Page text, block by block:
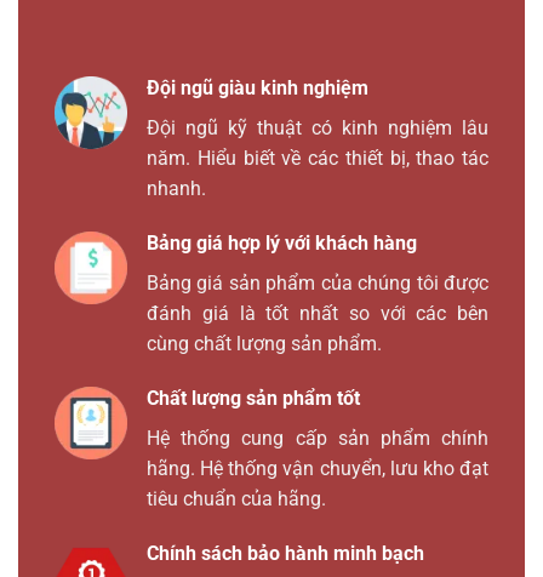
Đội ngũ giàu kinh nghiệm
Đội ngũ kỹ thuật có kinh nghiệm lâu
năm. Hiểu biết về các thiết bị, thao tác
nhanh.
Bảng giá hợp lý với khách hàng
Bảng giá sản phẩm của chúng tôi được
đánh giá là tốt nhất so với các bên
cùng chất lượng sản phẩm.
Chất lượng sản phẩm tốt
Hệ thống cung cấp sản phẩm chính
hãng. Hệ thống vận chuyển, lưu kho đạt
tiêu chuẩn của hãng.
Chính sách bảo hành minh bạch